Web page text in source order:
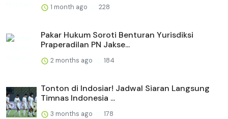
1 month ago 228
Pakar Hukum Soroti Benturan Yurisdiksi
Praperadilan PN Jakse...
2 months ago 184
Tonton di Indosiar! Jadwal Siaran Langsung
Timnas Indonesia ...
3 months ago 178